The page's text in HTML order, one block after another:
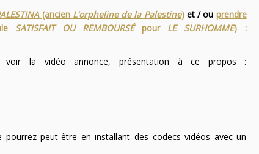
(ancien L'orpheline de la Palestine)et / ou prendre
SATISFAIT OU REMBOURSÉpour LE SURHOMME) :
la vidéo annonce, présentation à ce propos :
peut-être en installant des codecs vidéos avec un